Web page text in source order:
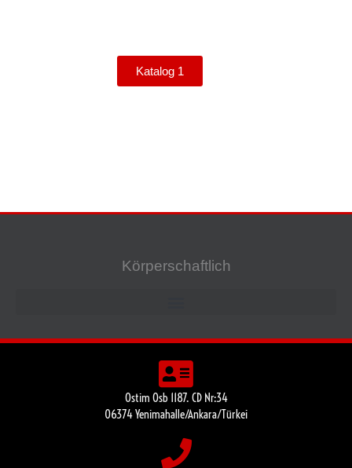
Katalog 1
Körperschaftlich
Ostim Osb 1187. CD Nr:34
06374 Yenimahalle/Ankara/Türkei